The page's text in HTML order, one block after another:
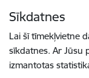
Sīkdatnes
Lai šī tīmekļvietne
sīkdatnes. Ar Jūsu
izmantotas